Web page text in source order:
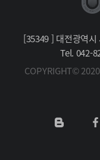
[35349 ] 대전광역시
Tel. 042-
COPYRIGHT©